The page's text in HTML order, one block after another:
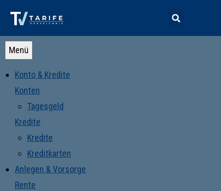
Menü
Konto & Kredite
Konten
Tagesgeld
Kredite
Kredite
Kreditkarten
Anlegen & Vorsorge
Rente